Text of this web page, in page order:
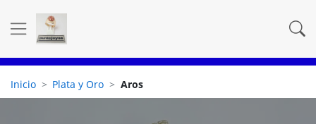
Inicio Plata y Oro Aros